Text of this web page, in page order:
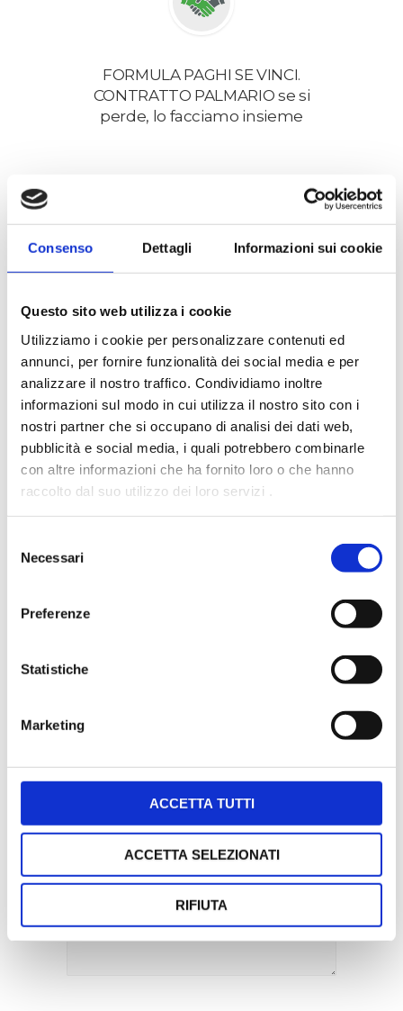
Consenso Dettagli Informazioni sui cookie
Questo sito web utilizza i cookie
Utilizziamo i cookie per personalizzare contenuti ed
annunci, per fornire funzionalità dei social media e per
analizzare il nostro traffico. Condividiamo inoltre
informazioni sul modo in cui utilizza il nostro sito con i
nostri partner che si occupano di analisi dei dati web,
pubblicità e social media, i quali potrebbero combinarle
con altre informazioni che ha fornito loro o che hanno
raccolto dal suo utilizzo dei loro servizi .
delNecessari
Preferenze
Statistiche
Marketing
ACCETTA TUTTI
ACCETTA SELEZIONATI
RIFIUTA
FORMULA PAGHI SE VINCI.
CONTRATTO PALMARIO se si
perde, lo facciamo insieme
PAGHI A RATE